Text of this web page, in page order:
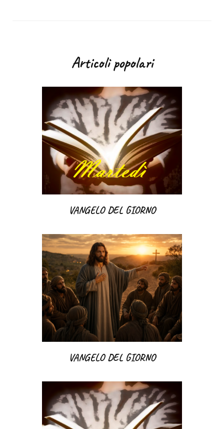
Articoli popolari
VANGELO DEL GIORNO
VANGELO DEL GIORNO